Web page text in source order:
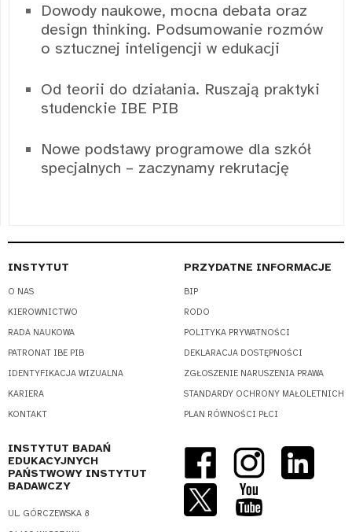
Dowody naukowe, mocna debata oraz
design thinking. Podsumowanie rozmów
o sztucznej inteligencji w edukacji
Od teorii do działania. Ruszają praktyki
studenckie IBE PIB
Nowe podstawy programowe dla szkół
specjalnych – zaczynamy rekrutację
INSTYTUT
O NAS
KIEROWNICTWO
RADA NAUKOWA
PATRONAT IBE PIB
IDENTYFIKACJA WIZUALNA
KARIERA
KONTAKT
PRZYDATNE INFORMACJE
BIP
RODO
POLITYKA PRYWATNOŚCI
DEKLARACJA DOSTĘPNOŚCI
ZGŁOSZENIE NARUSZENIA PRAWA
STANDARDY OCHRONY MAŁOLETNICH
PLAN RÓWNOŚCI PŁCI
INSTYTUT BADAŃ
EDUKACYJNYCH
PAŃSTWOWY INSTYTUT
BADAWCZY
UL. GÓRCZEWSKA 8